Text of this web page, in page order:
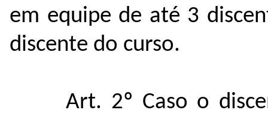
em equipe de até 3
discente do curso.
Art. 2º Caso o